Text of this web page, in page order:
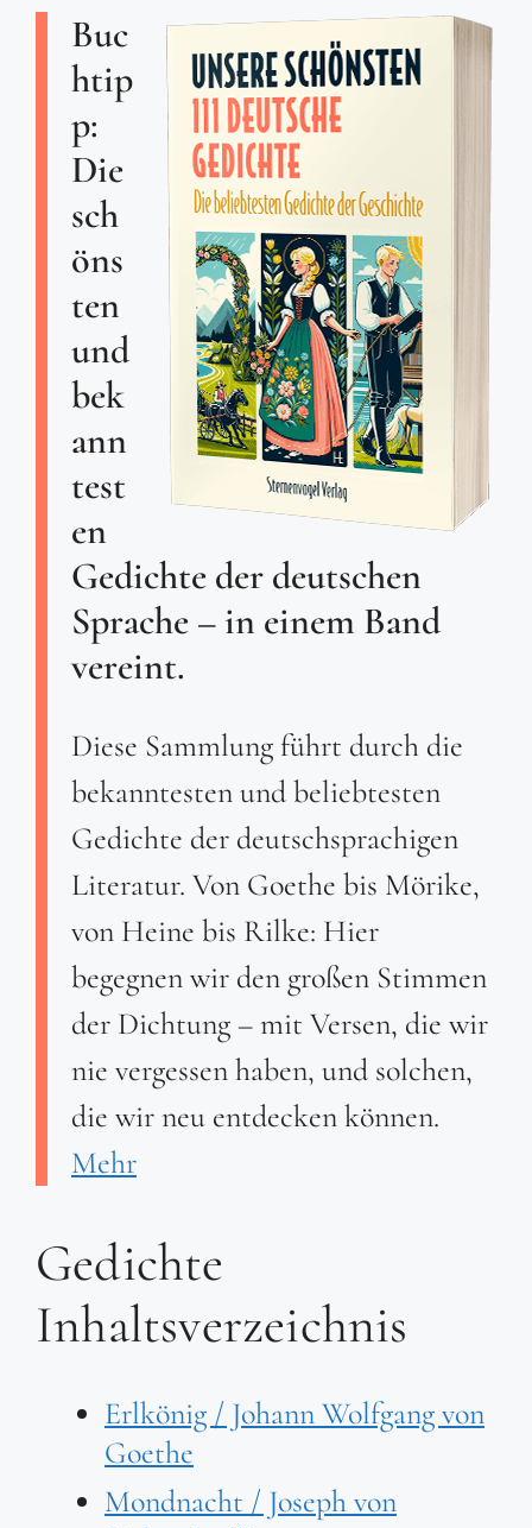
Buc
htip
p:
Die
sch
öns
ten
und
bek
ann
test
en
Gedichte der deutschen
Sprache – in einem Band
vereint.
Diese Sammlung führt durch die
bekanntesten und beliebtesten
Gedichte der deutschsprachigen
Literatur. Von Goethe bis Mörike,
von Heine bis Rilke: Hier
begegnen wir den großen Stimmen
der Dichtung – mit Versen, die wir
nie vergessen haben, und solchen,
die wir neu entdecken können.
Mehr
Gedichte
Inhaltsverzeichnis
Erlkönig / Johann Wolfgang von
Goethe
Mondnacht / Joseph von